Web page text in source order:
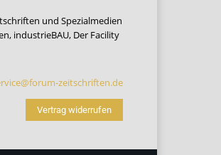
und Spezialmedien
, industrieBAU, Der Facility
zeitschriften.de
Vertrag widerrufen